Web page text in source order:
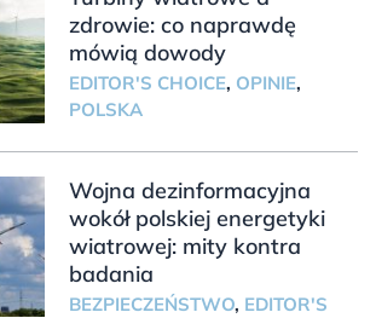
zdrowie: co naprawdę
mówią dowody
EDITOR'S CHOICE, OPINIE,
POLSKA
Wojna dezinformacyjna
wokół polskiej energetyki
wiatrowej: mity kontra
badania
BEZPIECZEŃSTWO, EDITOR'S